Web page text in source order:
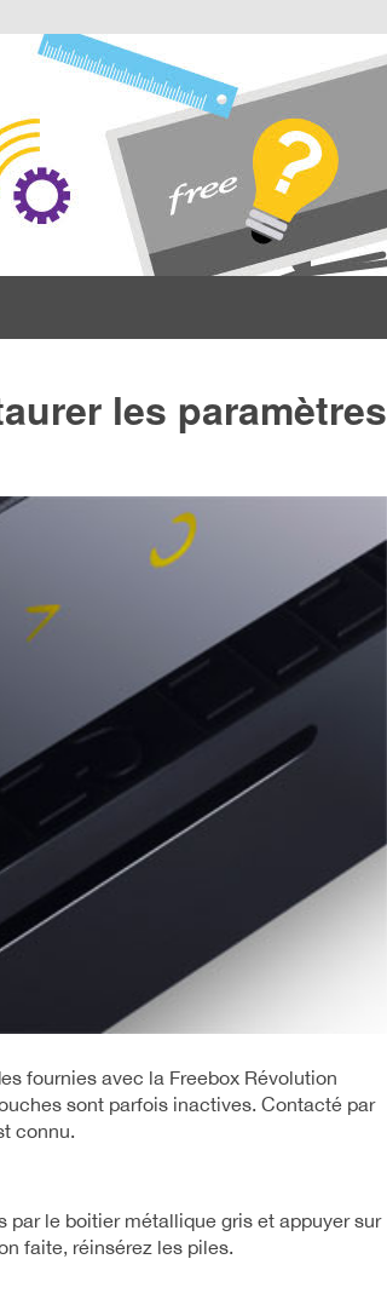
les paramètres
fournies avec la Freebox Révolution
sont parfois inactives. Contacté par
connu.
par le boitier métallique gris et appuyer sur
faite, réinsérez les piles.